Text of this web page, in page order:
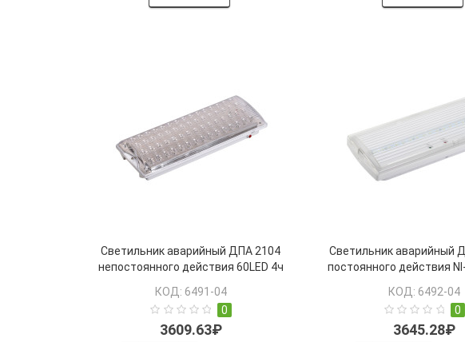
Светильник аварийный ДПА 2104
непостоянного действия 60LED 4ч
КОД: 6491-04
0
3609.63₽
Светильник аварийный
постоянного действия
КОД: 6492-04
0
3645.28₽